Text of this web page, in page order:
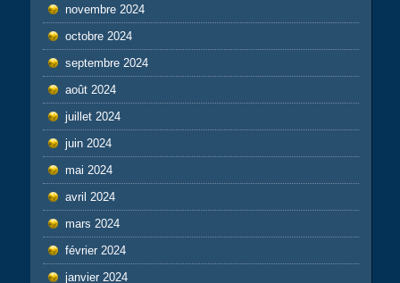
novembre 2024
octobre 2024
septembre 2024
août 2024
juillet 2024
juin 2024
mai 2024
avril 2024
mars 2024
février 2024
janvier 2024